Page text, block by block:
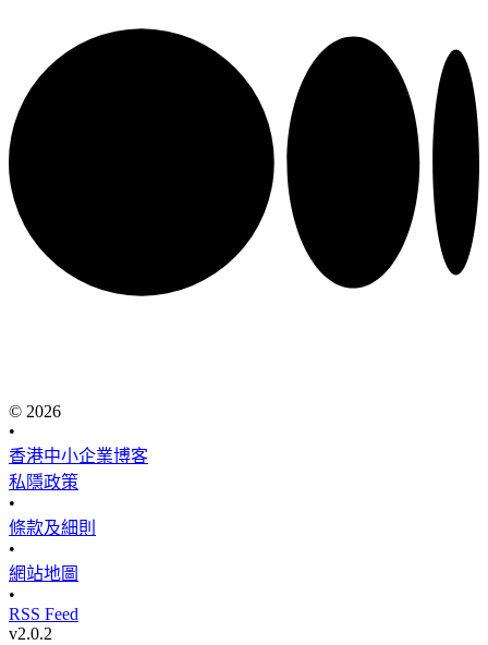
© 2026
•
香港中小企業博客
私隱政策
•
條款及細則
•
網站地圖
•
RSS Feed
v2.0.2